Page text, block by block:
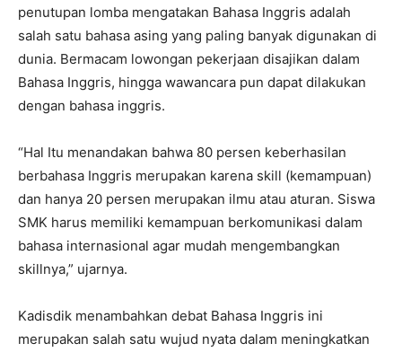
penutupan lomba mengatakan Bahasa Inggris adalah
salah satu bahasa asing yang paling banyak digunakan di
dunia. Bermacam lowongan pekerjaan disajikan dalam
Bahasa Inggris, hingga wawancara pun dapat dilakukan
dengan bahasa inggris.
“Hal Itu menandakan bahwa 80 persen keberhasilan
berbahasa Inggris merupakan karena skill (kemampuan)
dan hanya 20 persen merupakan ilmu atau aturan. Siswa
SMK harus memiliki kemampuan berkomunikasi dalam
bahasa internasional agar mudah mengembangkan
skillnya,” ujarnya.
Kadisdik menambahkan debat Bahasa Inggris ini
merupakan salah satu wujud nyata dalam meningkatkan